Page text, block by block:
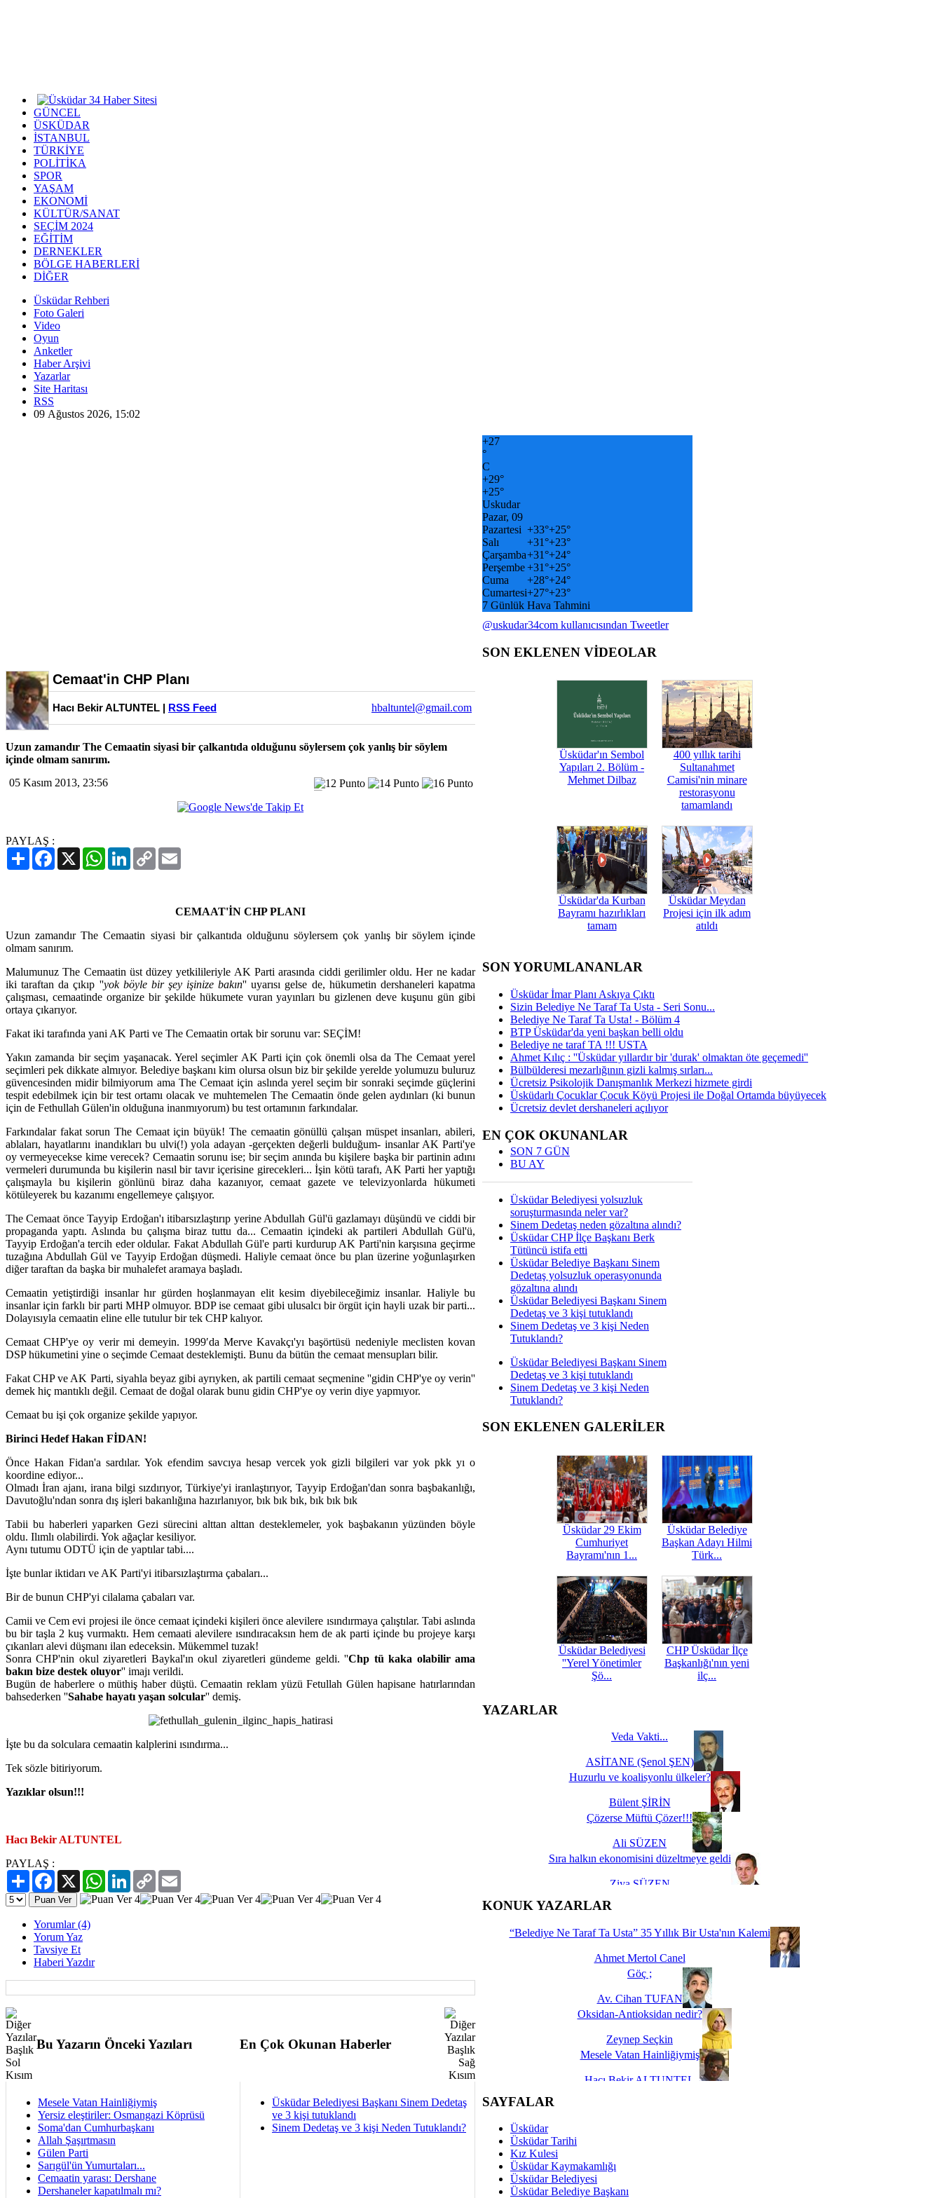
GÜNCEL
ÜSKÜDAR
İSTANBUL
TÜRKİYE
POLİTİKA
SPOR
YAŞAM
EKONOMİ
KÜLTÜR/SANAT
SEÇİM 2024
EĞİTİM
DERNEKLER
BÖLGE HABERLERİ
DİĞER
Üsküdar Rehberi
Foto Galeri
Video
Oyun
Anketler
Haber Arşivi
Yazarlar
Site Haritası
RSS
09 Ağustos 2026, 15:02
Cemaat'in CHP Planı
Hacı Bekir ALTUNTEL | RSS Feed hbaltuntel@gmail.com
Uzun zamandır The Cemaatin siyasi bir çalkantıda olduğunu söylersem çok yanlış bir söylem
içinde olmam sanırım.
05 Kasım 2013, 23:56
PAYLAŞ :
PaylaşFacebook
X WhatsAppLinkedIn
Copy
Link
CEMAAT'İN CHP PLANI
Uzun zamandır The Cemaatin siyasi bir çalkantıda olduğunu söylersem çok yanlış bir söylem içinde
olmam sanırım.
Malumunuz The Cemaatin üst düzey yetkilileriyle AK Parti arasında ciddi gerilimler oldu. Her ne kadar
iki taraftan da çıkıp ''yok böyle bir şey işinize bakın'' uyarısı gelse de, hükumetin dershaneleri kapatma
çalışması, cemaatinde organize bir şekilde hükumete vuran yayınları bu gizlenen deve kuşunu gün gibi
ortaya çıkarıyor.
Fakat iki tarafında yani AK Parti ve The Cemaatin ortak bir sorunu var: SEÇİM!
Yakın zamanda bir seçim yaşanacak. Yerel seçimler AK Parti için çok önemli olsa da The Cemaat yerel
seçimleri pek dikkate almıyor. Belediye başkanı kim olursa olsun biz bir şekilde yerelde yolumuzu buluruz
güvencesinden midir bilmiyorum ama The Cemaat için aslında yerel seçim bir sonraki seçimde güçlerini
tespit edebilmek için bir test ortamı olacak ve muhtemelen The Cemaatin önde gelen aydınları (ki bunun
için de Fethullah Gülen'in olduğuna inanmıyorum) bu test ortamının farkındalar.
Farkındalar fakat sorun The Cemaat için büyük! The cemaatin gönüllü çalışan müspet insanları, abileri,
ablaları, hayatlarını inandıkları bu ulvi(!) yola adayan -gerçekten değerli bulduğum- insanlar AK Parti'ye
oy vermeyecekse kime verecek? Cemaatin sorunu ise; bir seçim anında bu kişilere başka bir partinin adını
vermeleri durumunda bu kişilerin nasıl bir tavır içerisine girecekleri... İşin kötü tarafı, AK Parti her yaptığı
çalışmayla bu kişilerin gönlünü biraz daha kazanıyor, cemaat gazete ve televizyonlarda hükumeti
kötüleyerek bu kazanımı engellemeye çalışıyor.
The Cemaat önce Tayyip Erdoğan'ı itibarsızlaştırıp yerine Abdullah Gül'ü gazlamayı düşündü ve ciddi bir
propaganda yaptı. Aslında bu çalışma biraz tuttu da... Cemaatin içindeki ak partileri Abdullah Gül'ü,
Tayyip Erdoğan'a tercih eder oldular. Fakat Abdullah Gül'e parti kurdurup AK Parti'nin karşısına geçirme
tuzağına Abdullah Gül ve Tayyip Erdoğan düşmedi. Haliyle cemaat önce bu plan üzerine yoğunlaşırken
diğer taraftan da başka bir muhalefet aramaya başladı.
Cemaatin yetiştirdiği insanlar hır gürden hoşlanmayan elit kesim diyebileceğimiz insanlar. Haliyle bu
insanlar için farklı bir parti MHP olmuyor. BDP ise cemaat gibi ulusalcı bir örgüt için hayli uzak bir parti...
Dolayısıyla cemaatin eline elle tutulur bir tek CHP kalıyor.
Cemaat CHP'ye oy verir mi demeyin. 1999′da Merve Kavakçı'yı başörtüsü nedeniyle meclisten kovan
DSP hükumetini yine o seçimde Cemaat desteklemişti. Bunu da bütün the cemaat mensupları bilir.
Fakat CHP ve AK Parti, siyahla beyaz gibi ayrıyken, ak partili cemaat seçmenine ''gidin CHP'ye oy verin''
demek hiç mantıklı değil. Cemaat de doğal olarak bunu gidin CHP'ye oy verin diye yapmıyor.
Cemaat bu işi çok organize şekilde yapıyor.
Birinci Hedef Hakan FİDAN!
Önce Hakan Fidan'a sardılar. Yok efendim savcıya hesap vercek yok gizli bilgileri var yok pkk yı o
koordine ediyor...
Olmadı İran ajanı, irana bilgi sızdırıyor, Türkiye'yi iranlaştırıyor, Tayyip Erdoğan'dan sonra başbakanlığı,
Davutoğlu'ndan sonra dış işleri bakanlığına hazırlanıyor, bık bık bık, bık bık bık
Tabii bu haberleri yaparken Gezi sürecini alttan alttan desteklemeler, yok başbakanın yüzünden böyle
oldu. Ilımlı olabilirdi. Yok ağaçlar kesiliyor.
Aynı tutumu ODTÜ için de yaptılar tabi....
İşte bunlar iktidarı ve AK Parti'yi itibarsızlaştırma çabaları...
Bir de bunun CHP'yi cilalama çabaları var.
Camii ve Cem evi projesi ile önce cemaat içindeki kişileri önce alevilere ısındırmaya çalıştılar. Tabi aslında
bu bir taşla 2 kuş vurmaktı. Hem cemaati alevilere ısındıracaksın hem de ak parti içinde bu projeye karşı
çıkanları alevi düşmanı ilan edeceksin. Mükemmel tuzak!
Sonra CHP'nin okul ziyaretleri Baykal'ın okul ziyaretleri gündeme geldi. ''Chp tü kaka olabilir ama
bakın bize destek oluyor'' imajı verildi.
Bugün de haberlere o müthiş haber düştü. Cemaatin reklam yüzü Fetullah Gülen hapisane hatırlarından
bahsederken ''Sahabe hayatı yaşan solcular'' demiş.
İşte bu da solculara cemaatin kalplerini ısındırma...
Tek sözle bitiriyorum.
Yazıklar olsun!!!
Hacı Bekir ALTUNTEL
PAYLAŞ :
PaylaşFacebook
X WhatsAppLinkedIn
Copy
Link
Yorumlar (4)
Yorum Yaz
Tavsiye Et
Haberi Yazdır
Bu Yazarın Önceki Yazıları En Çok Okunan Haberler
Mesele Vatan Hainliğiymiş
Yersiz eleştiriler: Osmangazi Köprüsü
Soma'dan Cumhurbaşkanı
Allah Şaşırtmasın
Gülen Parti
Sarıgül'ün Yumurtaları...
Cemaatin yarası: Dershane
Dershaneler kapatılmalı mı?
Üsküdar Belediyesi Başkanı Sinem Dedetaş
ve 3 kişi tutuklandı
Sinem Dedetaş ve 3 kişi Neden Tutuklandı?
+27
°
C
+29°
+25°
Uskudar
Pazar, 09
Pazartesi +33°+25°
Salı
+31°+23°
Çarşamba+31°+24°
Perşembe+31°+25°
Cuma
+28°+24°
Cumartesi+27°+23°
7 Günlük Hava Tahmini
@uskudar34com kullanıcısından Tweetler
SON EKLENEN VİDEOLAR
Üsküdar'ın Sembol
Yapıları 2. Bölüm -
Mehmet Dilbaz
400 yıllık tarihi
Sultanahmet
Camisi'nin minare
restorasyonu
tamamlandı
Üsküdar'da Kurban
Bayramı hazırlıkları
tamam
Üsküdar Meydan
Projesi için ilk adım
atıldı
SON YORUMLANANLAR
Üsküdar İmar Planı Askıya Çıktı
Sizin Belediye Ne Taraf Ta Usta - Seri Sonu...
Belediye Ne Taraf Ta Usta! - Bölüm 4
BTP Üsküdar'da yeni başkan belli oldu
Belediye ne taraf TA !!! USTA
Ahmet Kılıç : ''Üsküdar yıllardır bir 'durak' olmaktan öte geçemedi''
Bülbülderesi mezarlığının gizli kalmış sırları...
Ücretsiz Psikolojik Danışmanlık Merkezi hizmete girdi
Üsküdarlı Çocuklar Çocuk Köyü Projesi ile Doğal Ortamda büyüyecek
Ücretsiz devlet dershaneleri açılıyor
EN ÇOK OKUNANLAR
SON 7 GÜN
BU AY
Üsküdar Belediyesi yolsuzluk
soruşturmasında neler var?
Sinem Dedetaş neden gözaltına alındı?
Üsküdar CHP İlçe Başkanı Berk
Tütüncü istifa etti
Üsküdar Belediye Başkanı Sinem
Dedetaş yolsuzluk operasyonunda
gözaltına alındı
Üsküdar Belediyesi Başkanı Sinem
Dedetaş ve 3 kişi tutuklandı
Sinem Dedetaş ve 3 kişi Neden
Tutuklandı?
Üsküdar Belediyesi Başkanı Sinem
Dedetaş ve 3 kişi tutuklandı
Sinem Dedetaş ve 3 kişi Neden
Tutuklandı?
SON EKLENEN GALERİLER
Üsküdar 29 Ekim
Cumhuriyet
Bayramı'nın 1...
Üsküdar Belediye
Başkan Adayı Hilmi
Türk...
Üsküdar Belediyesi
''Yerel Yönetimler
Şö...
CHP Üsküdar İlçe
Başkanlığı'nın yeni
ilç...
YAZARLAR
Veda Vakti...
ASİTANE (Şenol ŞEN)
Huzurlu ve koalisyonlu ülkeler?
Bülent ŞİRİN
Çözerse Müftü Çözer!!!
Ali SÜZEN
Sıra halkın ekonomisini düzeltmeye geldi
Ziya SÜZEN
İşte Biz buyuz...
KONUK YAZARLAR
“Belediye Ne Taraf Ta Usta” 35 Yıllık Bir Usta'nın Kalemi
Ahmet Mertol Canel
Göç ;
Av. Cihan TUFAN
Oksidan-Antioksidan nedir?
Zeynep Seçkin
Mesele Vatan Hainliğiymiş
Hacı Bekir ALTUNTEL
Dünya Fani, Ama Kısa Bir Süre De Olsa Burdayız
Savaş ŞENEL
Hukukun Adaleti Kalmadı Üstadım!
SAYFALAR
Üsküdar
Üsküdar Tarihi
Kız Kulesi
Üsküdar Kaymakamlığı
Üsküdar Belediyesi
Üsküdar Belediye Başkanı